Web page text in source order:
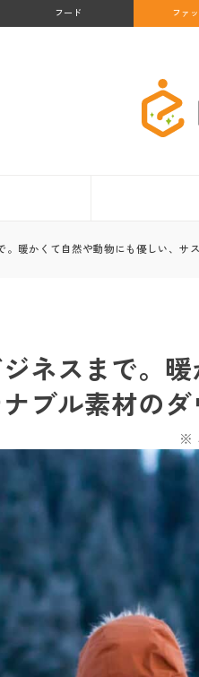
フード ファ
。暖かくて自然や動物にも優しい、サ
ネスまで。
ブル素材の
※